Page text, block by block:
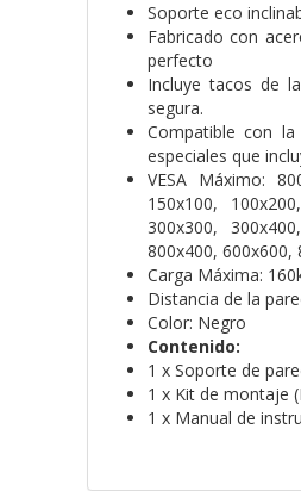
Soporte eco
Fabricado con
perfecto
Incluye tacos de
segura.
Compatible con
especiales que
VESA Máximo:
150x100,
300x300,
800x400, 600x600,
Carga Máxima:
Distancia de la
Color: Negro
Contenido:
1 x Soporte de
1 x Kit de montaje
1 x Manual de